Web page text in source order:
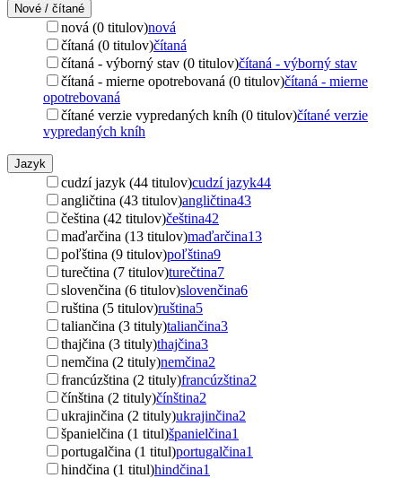
Nové / čítané
nová (0 titulov)nová
čítaná (0 titulov)čítaná
čítaná - výborný stav (0 titulov)čítaná - výborný stav
čítaná - mierne opotrebovaná (0 titulov)čítaná - mierne
opotrebovaná
čítané verzie vypredaných kníh (0 titulov)čítané verzie
vypredaných kníh
Jazyk
cudzí jazyk (44 titulov)cudzí jazyk44
angličtina (43 titulov)angličtina43
čeština (42 titulov)čeština42
maďarčina (13 titulov)maďarčina13
poľština (9 titulov)poľština9
turečtina (7 titulov)turečtina7
slovenčina (6 titulov)slovenčina6
ruština (5 titulov)ruština5
taliančina (3 tituly)taliančina3
thajčina (3 tituly)thajčina3
nemčina (2 tituly)nemčina2
francúzština (2 tituly)francúzština2
čínština (2 tituly)čínština2
ukrajinčina (2 tituly)ukrajinčina2
španielčina (1 titul)španielčina1
portugalčina (1 titul)portugalčina1
hindčina (1 titul)hindčina1